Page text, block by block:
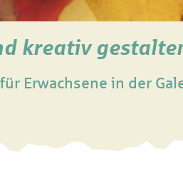
kreativ
Erwachsene in der